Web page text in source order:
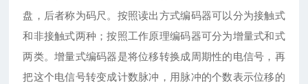
盘，后者称为码尺。按照读出方式编码器可以分为接触式
和非接触式两种；按照工作原理编码器可分为增量式和式
两类。增量式编码器是将位移转换成周期性的电信号，再
把这个电信号转变成计数脉冲，用脉冲的个数表示位移的